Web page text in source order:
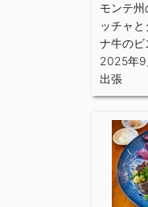
モンテ
ッチャ
ナ牛のビ
2025年9
出張